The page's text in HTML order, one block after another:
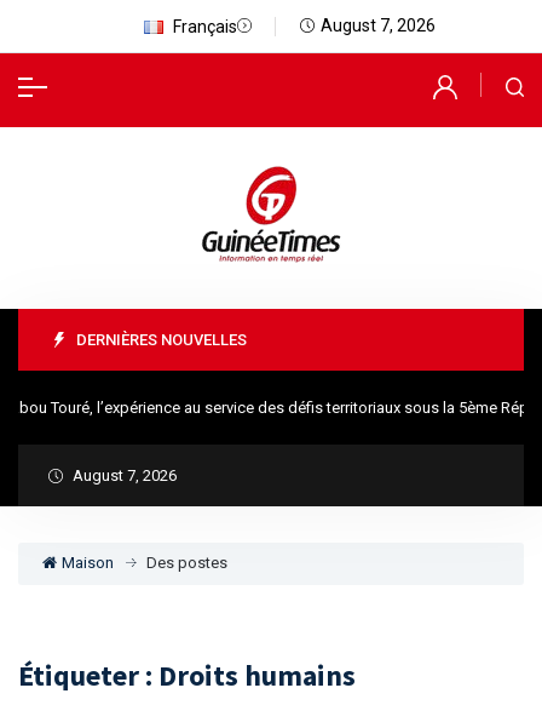
Français August 7, 2026
DERNIÈRES NOUVELLES
Touré, l’expérience au service des défis territoriaux sous la 5ème
August 7, 2026
Maison Des postes
Étiqueter : Droits humains